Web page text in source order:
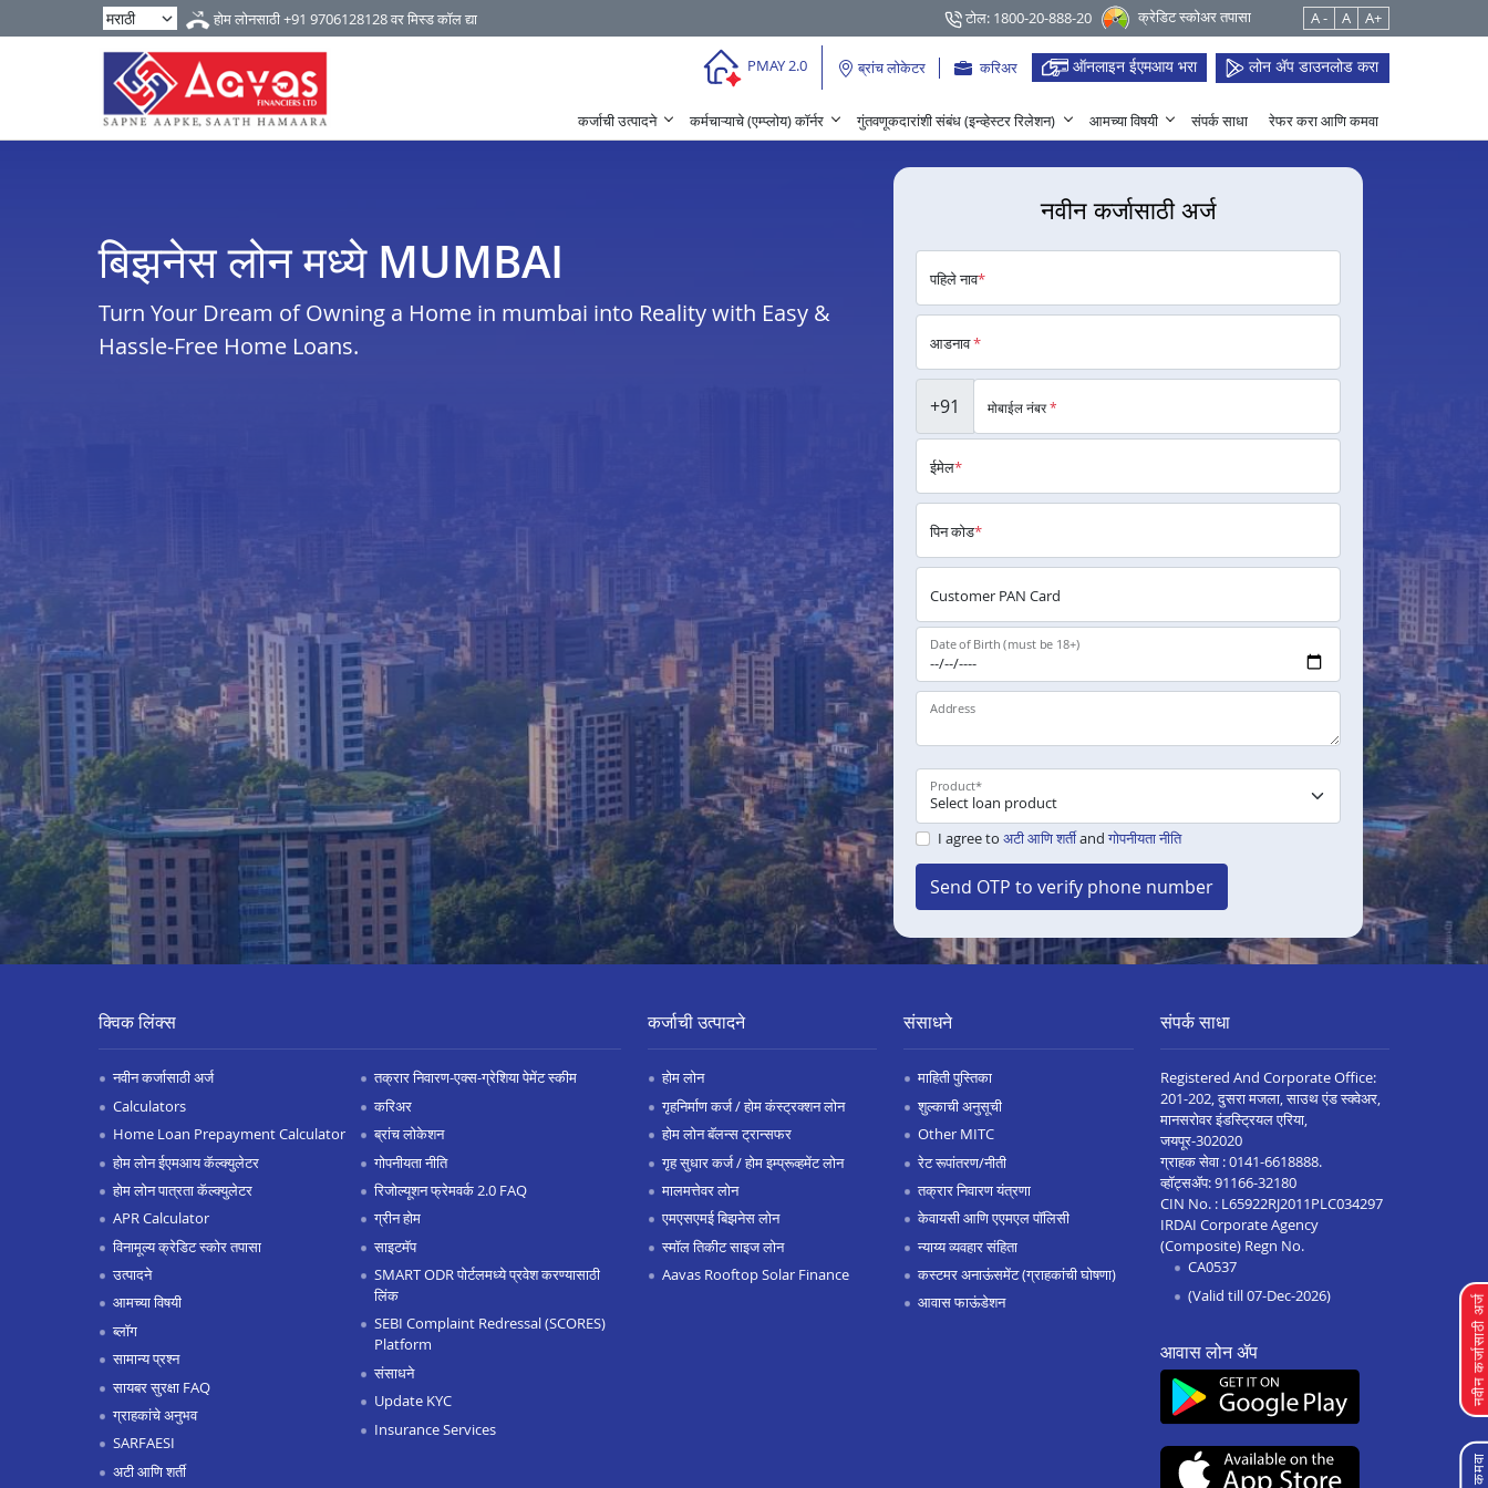
होम लोनसाठी+91 9706128128वर मिस्ड कॉल द्या टोल: 1800-20-888-20 क्रेडिट स्कोअर तपासा A - A A+
PMAY 2.0 ब्रांच लोकेटर करिअर ऑनलाइन ईएमआय भरा लोन ॲप डाउनलोड करा
कर्जाची उत्पादने कर्मचाऱ्याचे (एम्प्लोय) कॉर्नर गुंतवणूकदारांशी संबंध (इन्व्हेस्टर रिलेशन) आमच्या विषयी संपर्क साधा रेफर करा आणि कमवा
बिझनेस लोन मध्ये MUMBAI
Turn Your Dream of Owning a Home in mumbai into Reality with Easy &
Hassle-Free Home Loans.
नवीन कर्जासाठी अर्ज
पहिले नाव*
आडनाव*
+91 मोबाईल नंबर*
ईमेल*
पिन कोड*
Customer PAN Card
Date of Birth (must be 18+)
Address
Product*
I agree to अटी आणि शर्तीand गोपनीयता नीति
Send OTP to verify phone number
नवीन कर्जासाठी अर्ज
क्विक लिंक्स
नवीन कर्जासाठी अर्ज
Calculators
Home Loan Prepayment Calculator
होम लोन ईएमआय कॅल्क्युलेटर
होम लोन पात्रता कॅल्क्युलेटर
APR Calculator
विनामूल्य क्रेडिट स्कोर तपासा
उत्पादने
आमच्या विषयी
ब्लॉग
सामान्य प्रश्न
सायबर सुरक्षा FAQ
ग्राहकांचे अनुभव
SARFAESI
अटी आणि शर्ती
तक्रार निवारण-एक्स-ग्रेशिया पेमेंट स्कीम
करिअर
ब्रांच लोकेशन
गोपनीयता नीति
रिजोल्यूशन फ्रेमवर्क 2.0 FAQ
ग्रीन होम
साइटमॅप
SMART ODR पोर्टलमध्ये प्रवेश करण्यासाठी
लिंक
SEBI Complaint Redressal (SCORES)
Platform
संसाधने
Update KYC
Insurance Services
कर्जाची उत्पादने
होम लोन
गृहनिर्माण कर्ज / होम कंस्ट्रक्शन लोन
होम लोन बॅलन्स ट्रान्सफर
गृह सुधार कर्ज / होम इम्प्रूव्हमेंट लोन
मालमत्तेवर लोन
एमएसएमई बिझनेस लोन
स्मॉल तिकीट साइज लोन
Aavas Rooftop Solar Finance
संसाधने
माहिती पुस्तिका
शुल्काची अनुसूची
Other MITC
रेट रूपांतरण/नीती
तक्रार निवारण यंत्रणा
केवायसी आणि एएमएल पॉलिसी
न्याय्य व्यवहार संहिता
कस्टमर अनाऊंसमेंट (ग्राहकांची घोषणा)
आवास फाऊंडेशन
संपर्क साधा
Registered And Corporate Office:
201-202, दुसरा मजला, साउथ एंड स्क्वेअर,
मानसरोवर इंडस्ट्रियल एरिया,
जयपूर-302020
ग्राहक सेवा :0141-6618888.
व्हॉट्सॲप:91166-32180
CIN No. : L65922RJ2011PLC034297
IRDAI Corporate Agency
(Composite) Regn No.
CA0537
(Valid till 07-Dec-2026)
आवास लोन ॲप